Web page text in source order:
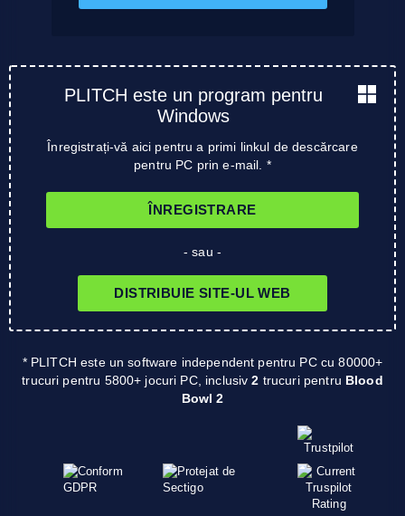
PLITCH este un program pentru
Windows
Înregistrați-vă aici pentru a primi linkul de descărcare
pentru PC prin e-mail. *
ÎNREGISTRARE
- sau -
DISTRIBUIE SITE-UL WEB
* PLITCH este un software independent pentru PC cu 80000+
trucuri pentru 5800+ jocuri PC, inclusiv2 trucuri pentru Blood
Bowl 2